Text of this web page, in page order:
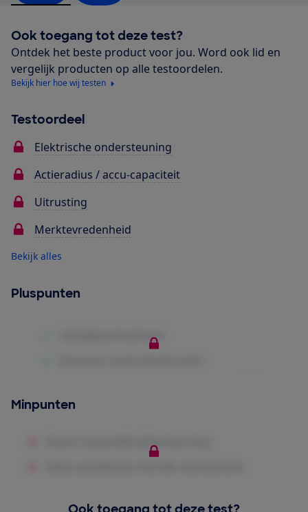
Ook toegang tot deze test?
Ontdek het beste product voor jou. Word ook lid en
vergelijk producten op alle testoordelen.
Bekijk hier hoe wij testen
Testoordeel
Elektrische ondersteuning
Actieradius / accu-capaciteit
Uitrusting
Merktevredenheid
Bekijk alles
Pluspunten
Minpunten